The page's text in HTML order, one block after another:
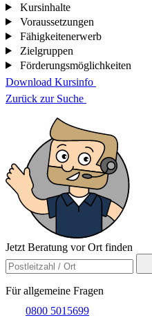
Kursinhalte
Voraussetzungen
Fähigkeitenerwerb
Zielgruppen
Förderungsmöglichkeiten
Download Kursinfo
Zurück zur Suche
Jetzt Beratung vor Ort finden
Für allgemeine Fragen
0800 5015699